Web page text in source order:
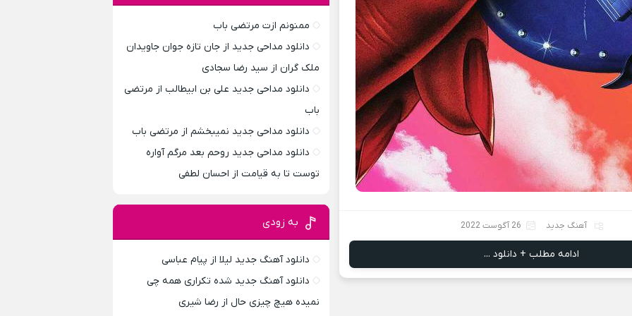
آهنگ جدید 26 آگوست 2022
ادامه مطلب + دانلود ...
ممنونم ازت مرتضی باب
دانلود مداحی جدید از جان تازه جوان جاویدان
ملک گران از سید رضا سجادی
دانلود مداحی جدید علی بن ابیطالب از مرتضی
باب
دانلود مداحی جدید نمیبخشم از مرتضی باب
دانلود مداحی جدید روحم بعد مرگم آواره
توست تا به قیامت از احسان لطفی
به زودی
دانلود آهنگ جدید لیلا از پیام عباسی
دانلود آهنگ جدید شده تکراری همه چی
نمیده هیچ چیزی حال از رضا شیری